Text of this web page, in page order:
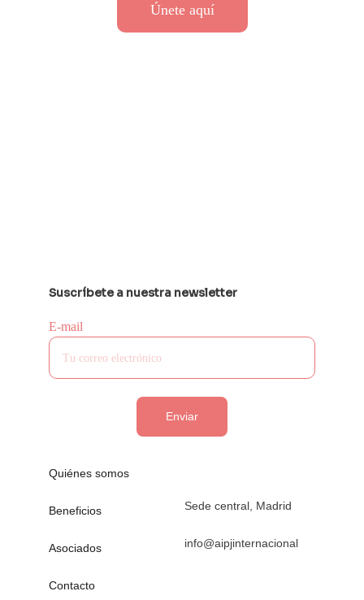
Únete aquí
Quiénes somos
Beneficios
Asociados
Contacto
E-mail
Enviar
Suscríbete a nuestra newsletter
Sede central, Madrid
info@aipjinternacional